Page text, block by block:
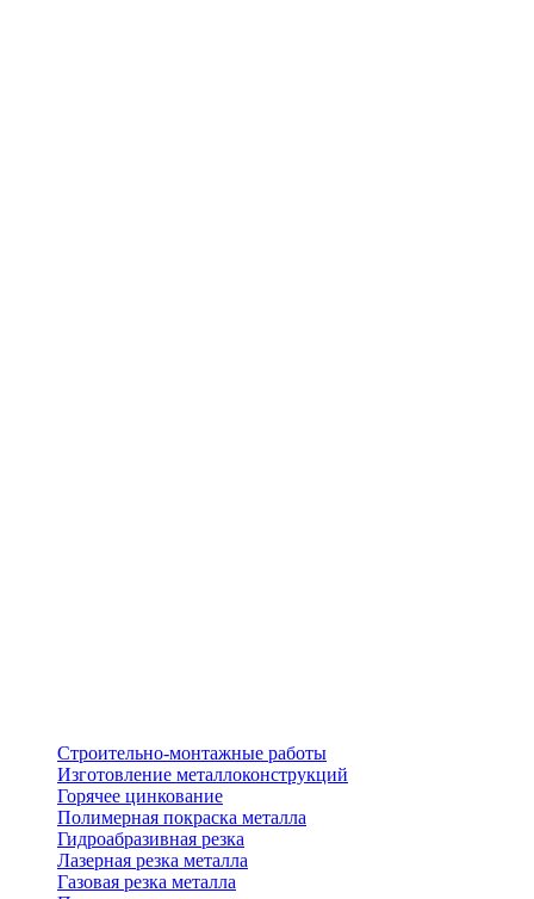
Строительно-монтажные работы
Изготовление металлоконструкций
Горячее цинкование
Полимерная покраска металла
Гидроабразивная резка
Лазерная резка металла
Газовая резка металла